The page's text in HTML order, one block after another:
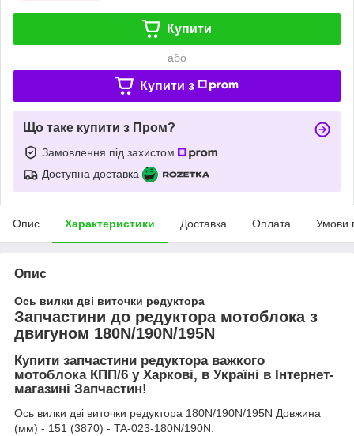
Купити
або
Купити з
Що таке купити з Пром?
Замовлення під захистом
Доступна доставка
Опис Характеристики Доставка Оплата Умови
Опис
Ось вилки дві виточки редуктора
Запчастини до редуктора мотоблока з
двигуном 180N/190N/195N
Купити запчастини редуктора важкого
мотоблока КПП/6 у Харкові, в Україні в Інтернет-
магазині Запчастин!
Ось вилки дві виточки редуктора 180N/190N/195N Довжина
(мм) - 151 (3870) - TA-023-180N/190N.